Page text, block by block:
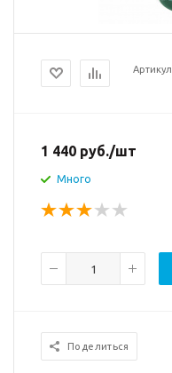
Артикул
1 440 руб./шт
Много
Поделиться